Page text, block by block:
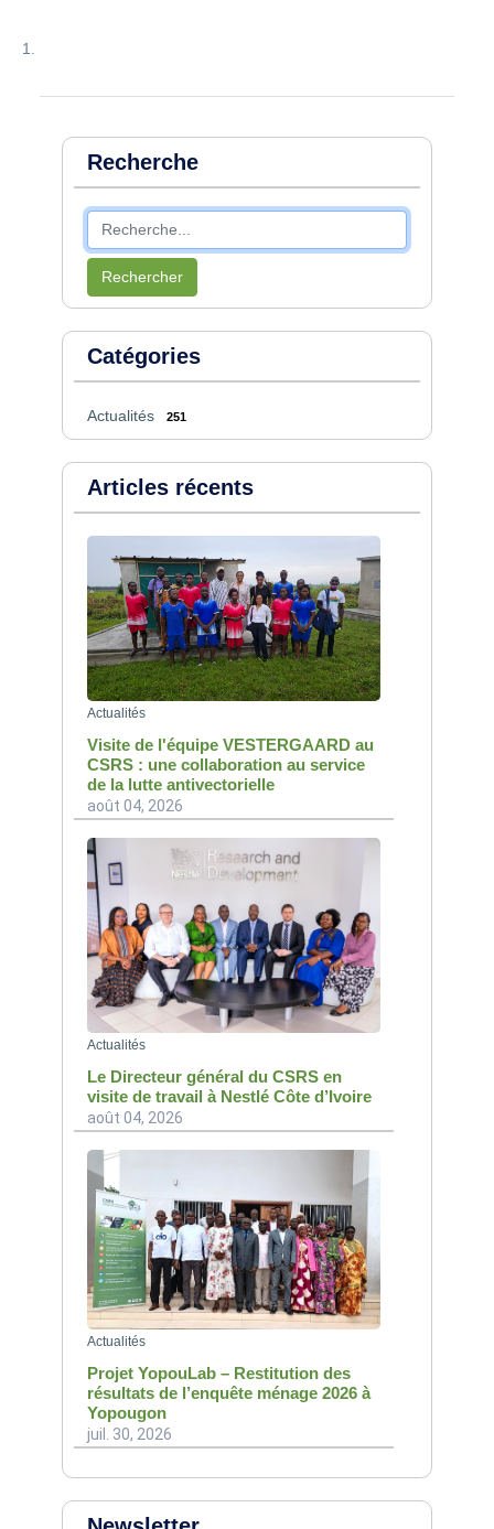
Recherche
Rechercher
Catégories
Actualités 251
Articles récents
Actualités
Visite de l'équipe VESTERGAARD au
CSRS : une collaboration au service
de la lutte antivectorielle
août 04, 2026
Actualités
Le Directeur général du CSRS en
visite de travail à Nestlé Côte d’Ivoire
août 04, 2026
Actualités
Projet YopouLab – Restitution des
résultats de l’enquête ménage 2026 à
Yopougon
juil. 30, 2026